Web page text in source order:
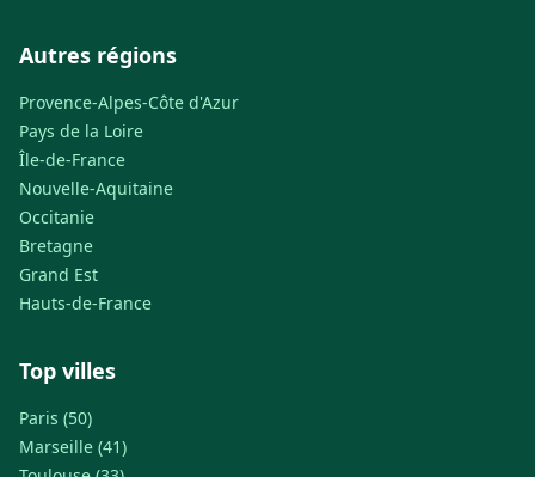
Autres régions
Provence-Alpes-Côte d'Azur
Pays de la Loire
Île-de-France
Nouvelle-Aquitaine
Occitanie
Bretagne
Grand Est
Hauts-de-France
Top villes
Paris (50)
Marseille (41)